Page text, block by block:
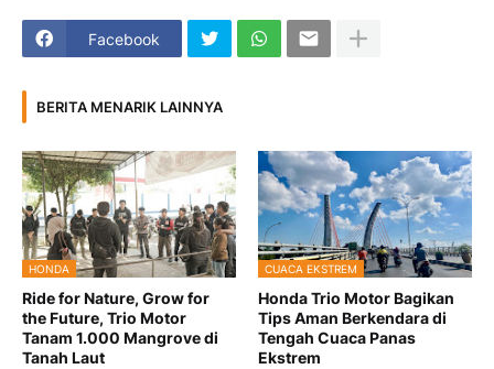
Facebook
BERITA MENARIK LAINNYA
HONDA
Ride for Nature, Grow for
the Future, Trio Motor
Tanam 1.000 Mangrove di
Tanah Laut
CUACA EKSTREM
Honda Trio Motor Bagikan
Tips Aman Berkendara di
Tengah Cuaca Panas
Ekstrem